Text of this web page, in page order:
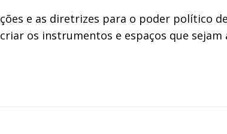
e as diretrizes para o poder político
os instrumentos e espaços que sejam